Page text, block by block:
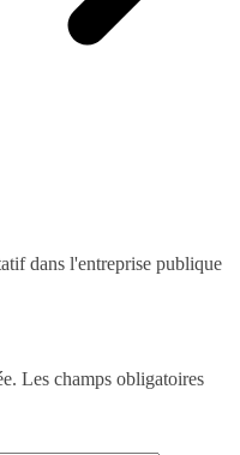
dans l'entreprise publique
Les champs obligatoires